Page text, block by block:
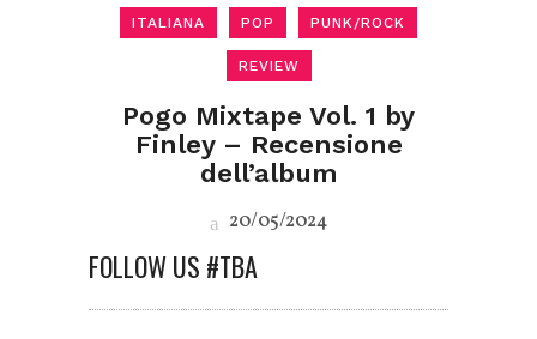
ITALIANA POP PUNK/ROCK
REVIEW
Pogo Mixtape Vol. 1 by
Finley – Recensione
dell’album
20/05/2024
FOLLOW US #TBA